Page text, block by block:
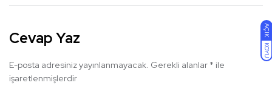
AÇIK
KOYU
Cevap Yaz
E-posta adresiniz yayınlanmayacak. Gerekli alanlar * ile
işaretlenmişlerdir